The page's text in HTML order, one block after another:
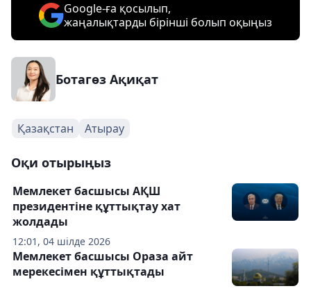
Google-ға қосылып,
жаңалықтарды бірінші болып оқыңыз
Ботагөз Ақиқат
Қазақстан Атырау
Оқи отырыңыз
12:01, 04 шілде 2026
Мемлекет басшысы АҚШ
президентіне құттықтау хат
жолдады
Мемлекет басшысы Ораза айт
мерекесімен құттықтады